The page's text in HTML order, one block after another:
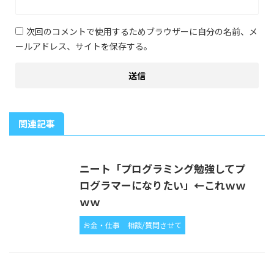
次回のコメントで使用するためブラウザーに自分の名前、メ
ールアドレス、サイトを保存する。
関連記事
ニート「プログラミング勉強してプ
ログラマーになりたい」←これｗｗ
ｗｗ
お金・仕事 相談/質問させて